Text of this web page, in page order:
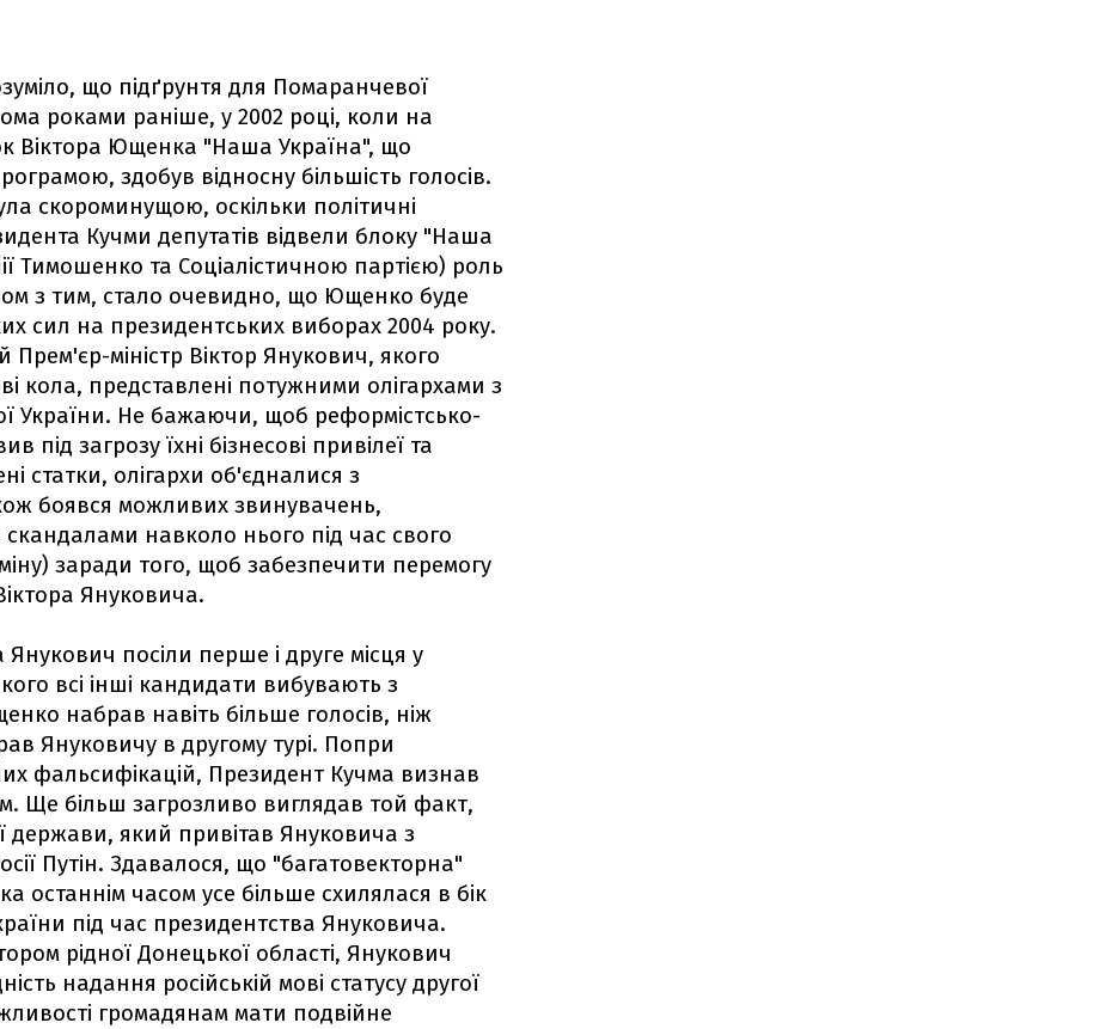
що підґрунтя для Помаранчевої
роками раніше, у 2002 році, коли на
Віктора Ющенка "Наша Україна", що
здобув відносну більшість голосів.
скороминущою, оскільки політичні
Кучми депутатів відвели блоку "Наша
Тимошенко та Соціалістичною партією) роль
з тим, стало очевидно, що Ющенко буде
сил на президентських виборах 2004 року.
Прем'єр-міністр Віктор Янукович, якого
кола, представлені потужними олігархами з
України. Не бажаючи, щоб реформістсько-
загрозу їхні бізнесові привілеї та
статки, олігархи об'єдналися з
боявся можливих звинувачень,
скандалами навколо нього під час свого
заради того, щоб забезпечити перемогу
Януковича.
посіли перше і друге місця у
всі інші кандидати вибувають з
набрав навіть більше голосів, ніж
Януковичу в другому турі. Попри
фальсифікацій, Президент Кучма визнав
Ще більш загрозливо виглядав той факт,
держави, який привітав Януковича з
Путін. Здавалося, що "багатовекторна"
останнім часом усе більше схилялася в бік
під час президентства Януковича.
рідної Донецької області, Янукович
надання російській мові статусу другої
громадянам мати подвійне